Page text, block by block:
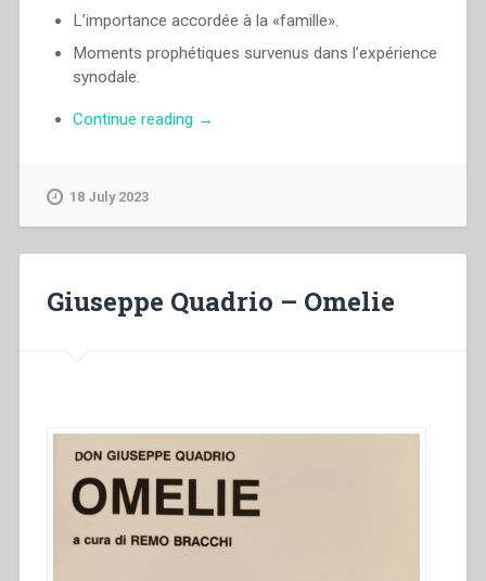
L’importance accordée à la «famille».
Moments prophétiques survenus dans l’expérience
synodale.
Continue reading “Egidio
→
18 July 2023
Giuseppe Quadrio – Omelie